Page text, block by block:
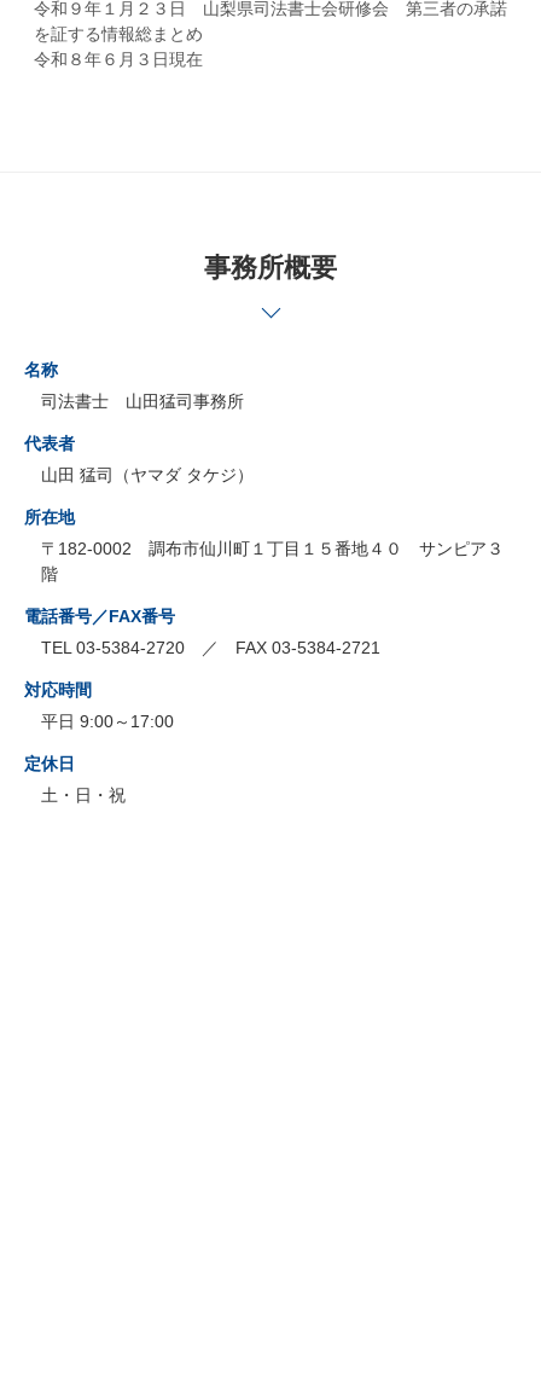
令和９年１月２３日 山梨県司法書士会研修会 第三者の承諾
を証する情報総まとめ
令和８年６月３日現在
事務所概要
名称
司法書士 山田猛司事務所
代表者
山田 猛司（ヤマダ タケジ）
所在地
〒182-0002 調布市仙川町１丁目１５番地４０ サンピア３
階
電話番号／FAX番号
TEL 03-5384-2720 ／ FAX 03-5384-2721
対応時間
平日 9:00～17:00
定休日
土・日・祝